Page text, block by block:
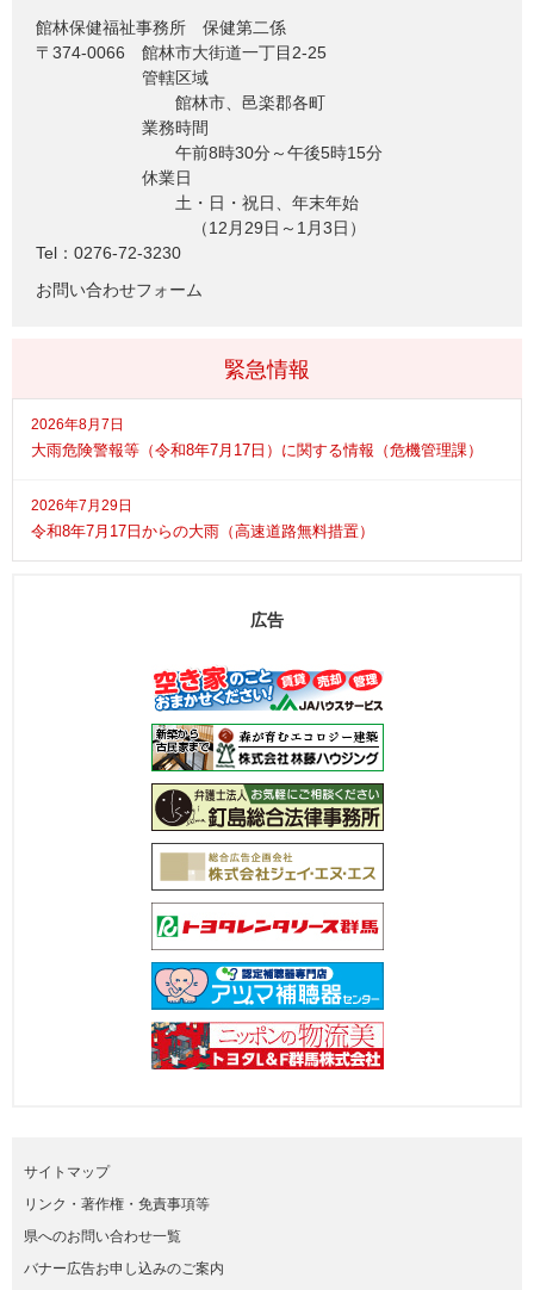
館林保健福祉事務所
保健第二係
〒374-0066
館林市大街道一丁目2-25
管轄区域
館林市、邑楽郡各町
業務時間
午前8時30分～午後5時15分
休業日
土・日・祝日、年末年始
（12月29日～1月3日）
Tel：0276-72-3230
お問い合わせフォーム
緊急情報
2026年8月7日
大雨危険警報等（令和8年7月17日）に関する情報（危機管理課）
2026年7月29日
令和8年7月17日からの大雨（高速道路無料措置）
広告
サイトマップ
リンク・著作権・免責事項等
県へのお問い合わせ一覧
バナー広告お申し込みのご案内